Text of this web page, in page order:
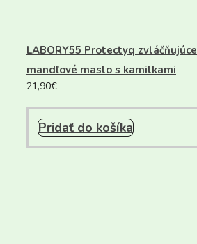
LABORY55 Protectyq zvláčňujúce
mandľové maslo s kamilkami
21,90€
Pridať do košíka